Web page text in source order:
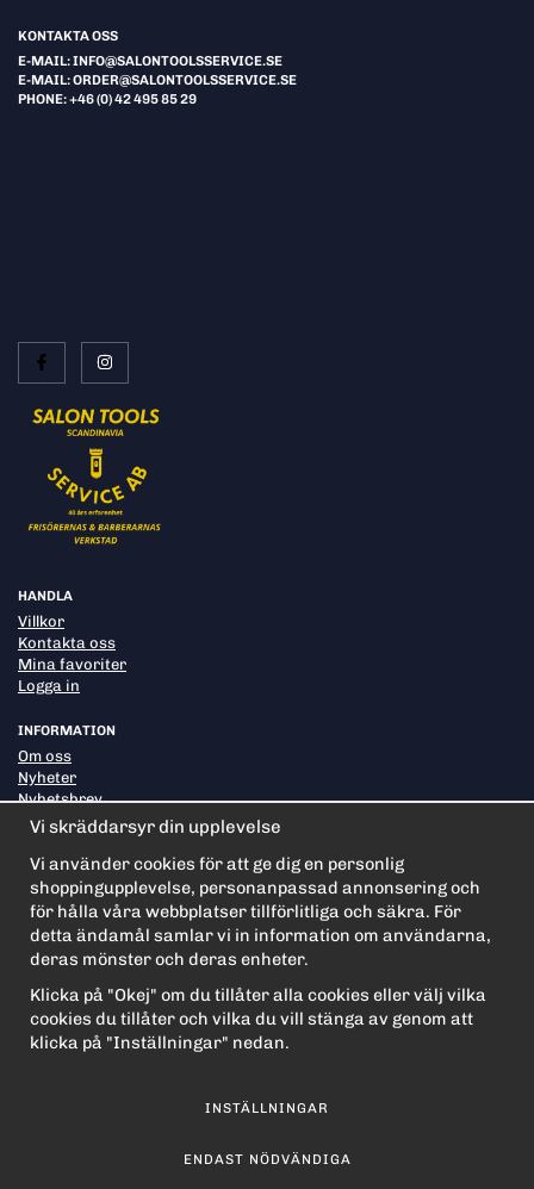
KONTAKTA OSS
E-MAIL: INFO@SALONTOOLSSERVICE.SE
E-MAIL: ORDER@SALONTOOLSSERVICE.SE
PHONE: +46 (0) 42 495 85 29
HANDLA
Villkor
Kontakta oss
Mina favoriter
Logga in
INFORMATION
Om oss
Nyheter
Nyhetsbrev
Om cookies
PRENUMERERA PÅ NYHETSBREVET FÖR VÅRA BÄSTA
ERBJUDANDEN OCH NYHETER!
E-
postadress
Vi skräddarsyr din upplevelse
Vi använder cookies för att ge dig en personlig
shoppingupplevelse, personanpassad annonsering och
för hålla våra webbplatser tillförlitliga och säkra. För
detta ändamål samlar vi in information om användarna,
deras mönster och deras enheter.
Klicka på "Okej" om du tillåter alla cookies eller välj vilka
cookies du tillåter och vilka du vill stänga av genom att
klicka på "Inställningar" nedan.
INSTÄLLNINGAR
ENDAST NÖDVÄNDIGA